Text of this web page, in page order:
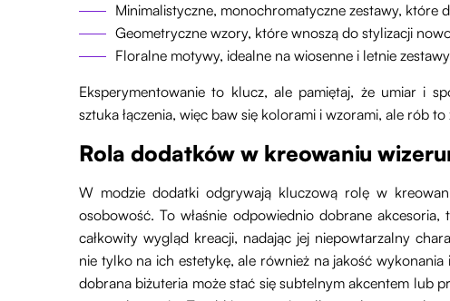
Minimalistyczne, monochromatyczne zestawy, które
Geometryczne wzory, które wnoszą do stylizacji
Floralne motywy, idealne na wiosenne i letnie
Eksperymentowanie to klucz, ale pamiętaj, że umiar i
sztuka łączenia, więc baw się kolorami i wzorami, ale rób to
Rola dodatków w kreowaniu
W modzie dodatki odgrywają kluczową rolę w
osobowość. To właśnie odpowiednio dobrane
całkowity wygląd kreacji, nadając jej niepowtarzalny
nie tylko na ich estetykę, ale również na jakość
dobrana biżuteria może stać się subtelnym akcentem lub